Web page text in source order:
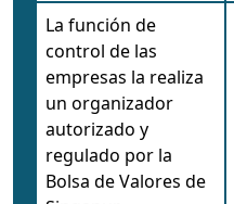
La función de
control de las
empresas la realiza
un organizador
autorizado y
regulado por la
Bolsa de Valores de